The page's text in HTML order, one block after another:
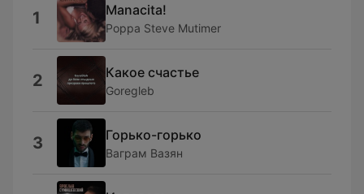
1 Manacita!
Poppa Steve Mutimer
2 Какое счастье
Goregleb
3 Горько-горько
Ваграм Вазян